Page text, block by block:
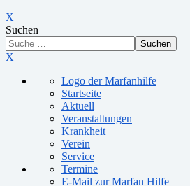
X
Suchen
Suchen
X
Logo der Marfanhilfe
Startseite
Aktuell
Veranstaltungen
Krankheit
Verein
Service
Termine
E-Mail zur Marfan Hilfe